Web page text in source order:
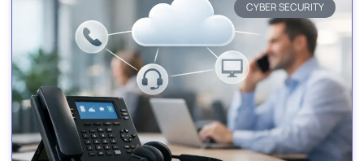
CYBER SECURITY